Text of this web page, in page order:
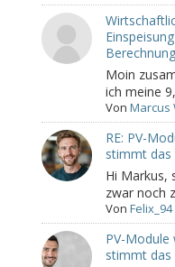
Moin
ich meine
VonMarcus
RE: PV-
stimmt das
Hi Markus,
zwar noch
VonFelix_94
PV-
stimmt das